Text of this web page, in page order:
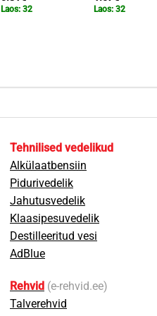
Laos: 32 Laos: 32
Tehnilised vedelikud
Alkülaatbensiin
Pidurivedelik
Jahutusvedelik
Klaasipesuvedelik
Destilleeritud vesi
AdBlue
Rehvid (e-rehvid.ee)
Talverehvid